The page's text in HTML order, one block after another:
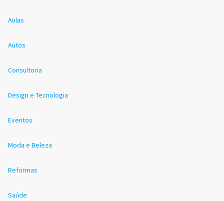
Aulas
Autos
Consultoria
Design e Tecnologia
Eventos
Moda e Beleza
Reformas
Saúde